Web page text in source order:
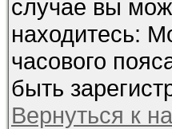
случае вы
находитесь:
часового
быть
Вернуться к